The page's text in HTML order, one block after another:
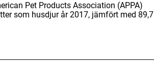
Pet Products Association (APPA)
som husdjur år 2017, jämfört med 89,7